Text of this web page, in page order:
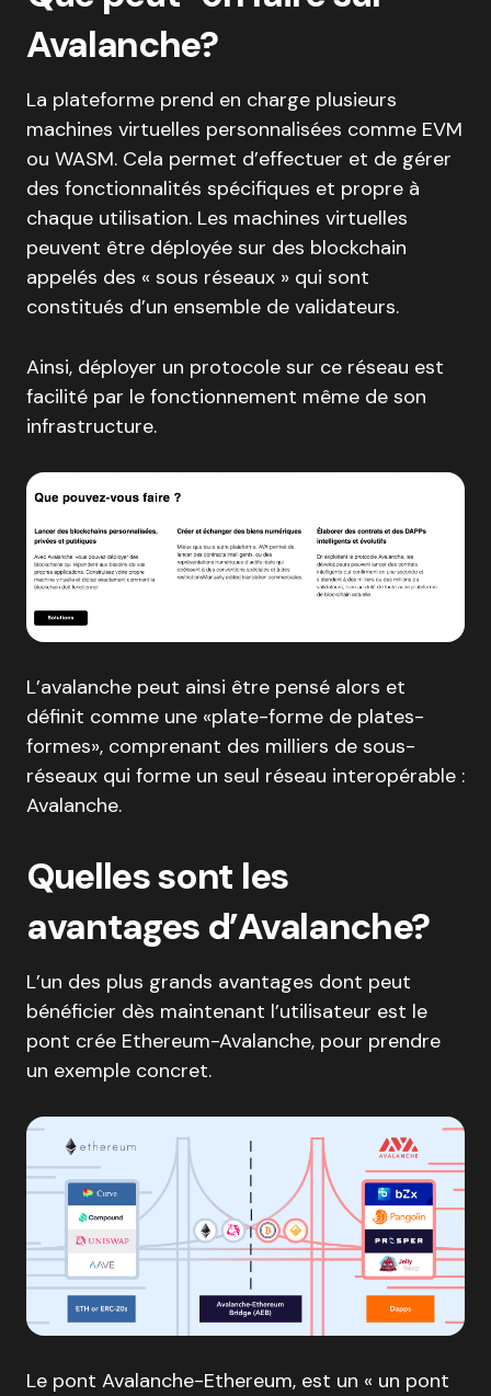
Avalanche?
La plateforme prend en charge plusieurs
machines virtuelles personnalisées comme EVM
ou WASM. Cela permet d’effectuer et de gérer
des fonctionnalités spécifiques et propre à
chaque utilisation. Les machines virtuelles
peuvent être déployée sur des blockchain
appelés des « sous réseaux » qui sont
constitués d’un ensemble de validateurs.
Ainsi, déployer un protocole sur ce réseau est
facilité par le fonctionnement même de son
infrastructure.
L’avalanche peut ainsi être pensé alors et
définit comme une «plate-forme de plates-
formes», comprenant des milliers de sous-
réseaux qui forme un seul réseau interopérable :
Avalanche.
Quelles sont les
avantages d’Avalanche?
L’un des plus grands avantages dont peut
bénéficier dès maintenant l’utilisateur est le
pont crée Ethereum-Avalanche, pour prendre
un exemple concret.
Le pont Avalanche-Ethereum, est un « un pont